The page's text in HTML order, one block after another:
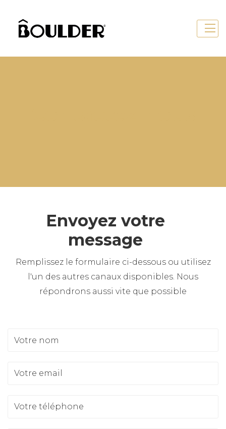
Envoyez votre
message
Remplissez le formulaire ci-dessous ou utilisez
l'un des autres canaux disponibles. Nous
répondrons aussi vite que possible
Votre nom
Votre email
Votre téléphone